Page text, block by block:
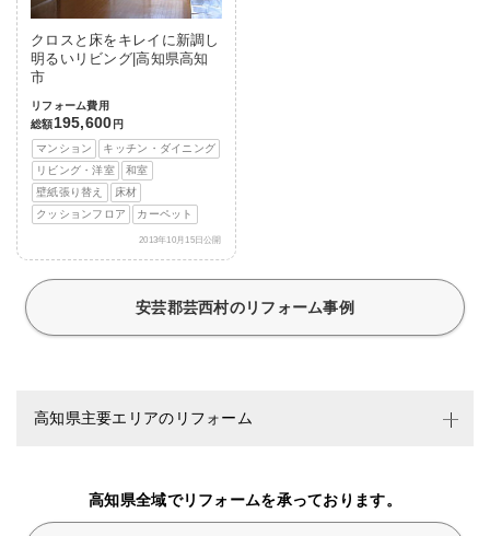
クロスと床をキレイに新調し
明るいリビング|高知県高知
市
リフォーム費用
総額195,600 円
マンション
キッチン・ダイニング
リビング・洋室
和室
壁紙張り替え
床材
クッションフロア
カーペット
2013年10月15日公開
安芸郡芸西村のリフォーム事例
高知県主要エリアのリフォーム
高知県全域でリフォームを承っております。